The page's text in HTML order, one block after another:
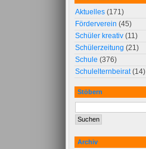
Aktuelles (171)
Förderverein (45)
Schüler kreativ (11)
Schülerzeitung (21)
Schule (376)
Schulelternbeirat(14)
Stöbern
Archiv